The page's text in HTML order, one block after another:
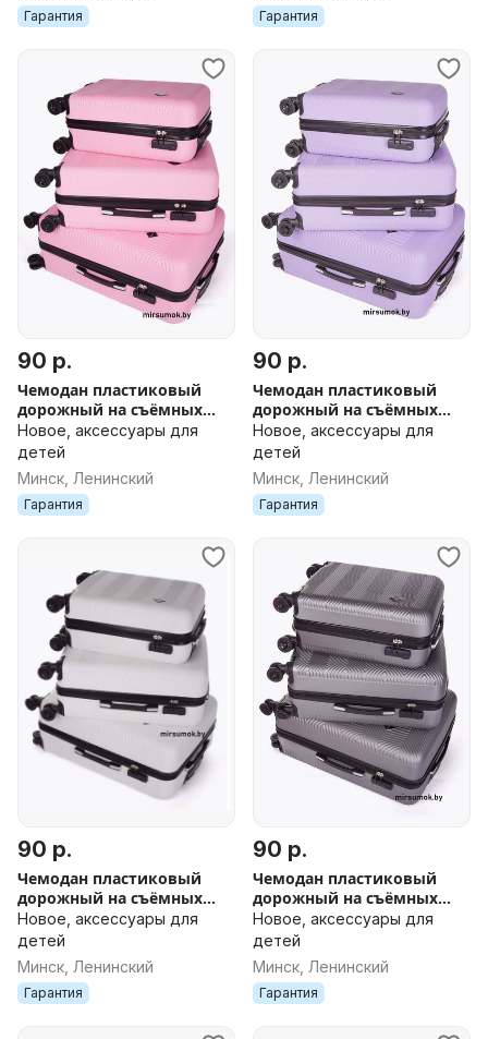
Гарантия Гарантия
90 р.
Чемодан пластиковый
дорожный на съёмных
колесах новый в Минске
ДОСТАВКА поликарбонат
розовый
Новое, аксессуары для
детей
Минск, Ленинский
Гарантия
90 р.
Чемодан пластиковый
дорожный на съёмных
колесах новый в Минске
ДОСТАВКА поликарбонат
лаванда
Новое, аксессуары для
детей
Минск, Ленинский
Гарантия
90 р.
Чемодан пластиковый
дорожный на съёмных
колесах новый в Минске
ДОСТАВКА поликарбонат
белый
Новое, аксессуары для
детей
Минск, Ленинский
Гарантия
90 р.
Чемодан пластиковый
дорожный на съёмных
колесах новый в Минске
ДОСТАВКА поликарбонат
серебро
Новое, аксессуары для
детей
Минск, Ленинский
Гарантия